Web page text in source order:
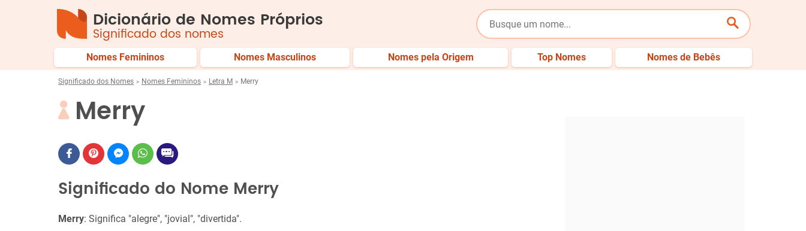
Dicionário de Nomes Próprios
Significado dos nomes
Nomes Femininos Nomes Masculinos Nomes pela Origem Top Nomes Nomes de Bebês
Significado dos Nomes Nomes Femininos Letra M Merry
Merry
Significado do Nome Merry
Merry: Significa "alegre", "jovial", "divertida".